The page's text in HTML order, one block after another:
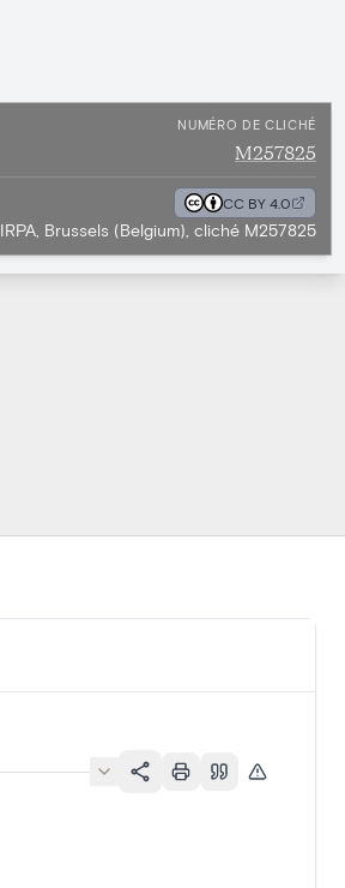
NUMÉRO DE CLICHÉ
M257825
CC BY 4.0
Brussels (Belgium), cliché M257825